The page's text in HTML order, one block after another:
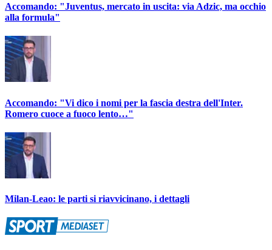
Accomando: "Juventus, mercato in uscita: via Adzic, ma occhio
alla formula"
Accomando: "Vi dico i nomi per la fascia destra dell'Inter.
Romero cuoce a fuoco lento…"
Milan-Leao: le parti si riavvicinano, i dettagli